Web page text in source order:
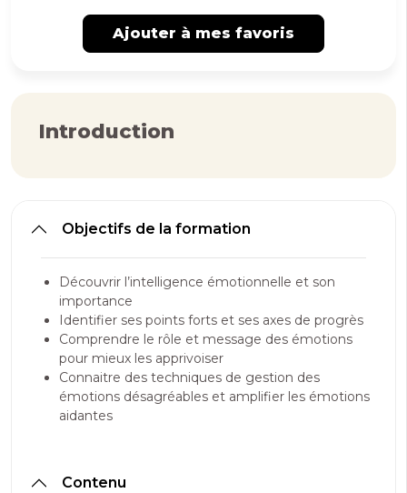
Ajouter à mes favoris
Introduction
Objectifs de la formation
Découvrir l’intelligence émotionnelle et son
importance
Identifier ses points forts et ses axes de progrès
Comprendre le rôle et message des émotions
pour mieux les apprivoiser
Connaitre des techniques de gestion des
émotions désagréables et amplifier les émotions
aidantes
Contenu